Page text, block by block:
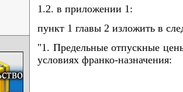
1.2. в приложении 1:
пункт 1 главы 2 изложить в
"1. Предельные отпускные
условиях франко-назначения: